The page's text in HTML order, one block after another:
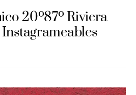
20º87º Riviera